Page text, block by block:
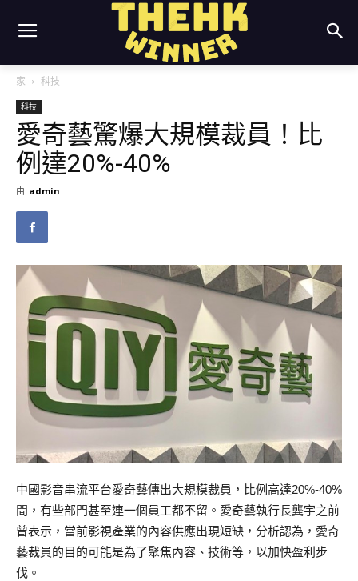
家 科技
科技
愛奇藝驚爆大規模裁員！比
例達20%-40%
由 admin
中國影音串流平台愛奇藝傳出大規模裁員，比例高達20%-40%
間，有些部門甚至連一個員工都不留。愛奇藝執行長龔宇之前
曾表示，當前影視產業的內容供應出現短缺，分析認為，愛奇
藝裁員的目的可能是為了聚焦內容、技術等，以加快盈利步
伐。